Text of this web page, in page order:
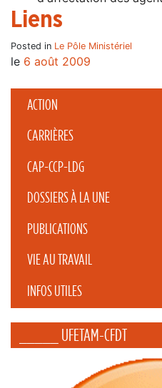
ACTION
CARRIÈRES
CAP-CCP-LDG
DOSSIERS À LA UNE
PUBLICATIONS
VIE AU TRAVAIL
INFOS UTILES
_____ UFETAM-CFDT
Liens
Posted in Le Pôle Ministériel
le 6 août 2009